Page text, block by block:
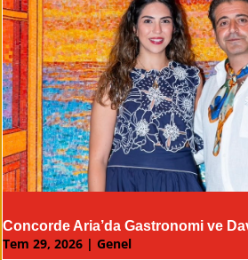
Concorde Aria’da Gastronomi ve
Tem 29, 2026 | Genel